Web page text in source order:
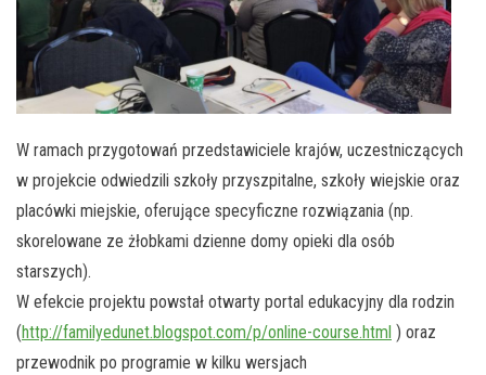
W ramach przygotowań przedstawiciele krajów, uczestniczących
w projekcie odwiedzili szkoły przyszpitalne, szkoły wiejskie oraz
placówki miejskie, oferujące specyficzne rozwiązania (np.
skorelowane ze żłobkami dzienne domy opieki dla osób
starszych).
W efekcie projektu powstał otwarty portal edukacyjny dla rodzin
(http://familyedunet.blogspot.com/p/online-course.html ) oraz
przewodnik po programie w kilku wersjach